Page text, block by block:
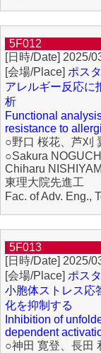
5F012
2025/
ポス
アレルギー反応に
析
Functional
resistance to
○野口 桜花、芦刈
○Sakura
Chiharu
東理大院先進工
Fac. of Adv. Eng.,
5F013
2025/
ポス
小胞体ストレス応
化を抑制する
Inhibition of
dependent
○神田 寛登、長田